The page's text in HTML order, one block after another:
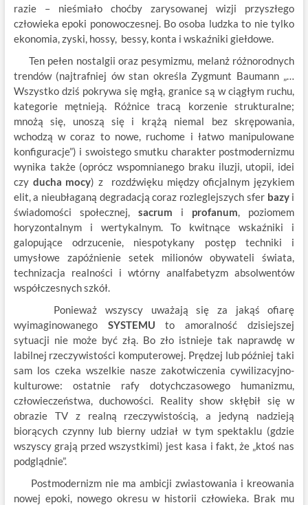
razie – nieśmiało choćby zarysowanej wizji przyszłego
człowieka epoki ponowoczesnej. Bo osoba ludzka to nie tylko
ekonomia, zyski, hossy, bessy, konta i wskaźniki giełdowe.
Ten pełen nostalgii oraz pesymizmu, melanż różnorodnych
trendów (najtrafniej ów stan określa Zygmunt Baumann „…
Wszystko dziś pokrywa się mgłą, granice są w ciągłym ruchu,
kategorie mętnieją. Różnice tracą korzenie strukturalne;
mnożą się, unoszą się i krążą niemal bez skrępowania,
wchodzą w coraz to nowe, ruchome i łatwo manipulowane
konfiguracje”) i swoistego smutku charakter postmodernizmu
wynika także (oprócz wspomnianego braku iluzji, utopii, idei
czy ducha mocy) z rozdźwięku między oficjalnym językiem
elit, a nieubłaganą degradacją coraz rozleglejszych sfer bazyi
świadomości społecznej, sacrum i profanum, poziomem
horyzontalnym i wertykalnym. To kwitnące wskaźniki i
galopujące odrzucenie, niespotykany postęp techniki i
umysłowe zapóźnienie setek milionów obywateli świata,
technizacja realności i wtórny analfabetyzm absolwentów
współczesnych szkół.
Ponieważ wszyscy uważają się za jakąś ofiarę
wyimaginowanego SYSTEMU to amoralność dzisiejszej
sytuacji nie może być złą. Bo zło istnieje tak naprawdę w
labilnej rzeczywistości komputerowej. Prędzej lub później taki
sam los czeka wszelkie nasze zakotwiczenia cywilizacyjno-
kulturowe: ostatnie rafy dotychczasowego humanizmu,
człowieczeństwa, duchowości. Reality show skłębił się w
obrazie TV z realną rzeczywistością, a jedyną nadzieją
biorących czynny lub bierny udział w tym spektaklu (gdzie
wszyscy grają przed wszystkimi) jest kasa i fakt, że „ktoś nas
podglądnie”.
Postmodernizm nie ma ambicji zwiastowania i kreowania
nowej epoki, nowego okresu w historii człowieka. Brak mu